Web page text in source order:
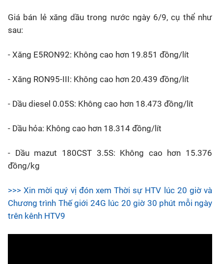
Giá bán lẻ xăng dầu trong nước ngày 6/9, cụ thể như
sau:
- Xăng E5RON92: Không cao hơn 19.851 đồng/lít
- Xăng RON95-III: Không cao hơn 20.439 đồng/lít
- Dầu diesel 0.05S: Không cao hơn 18.473 đồng/lít
- Dầu hỏa: Không cao hơn 18.314 đồng/lít
- Dầu mazut 180CST 3.5S: Không cao hơn 15.376
đồng/kg
>>> Xin mời quý vị đón xem Thời sự HTV lúc 20 giờ và
Chương trình Thế giới 24G lúc 20 giờ 30 phút mỗi ngày
trên kênh HTV9